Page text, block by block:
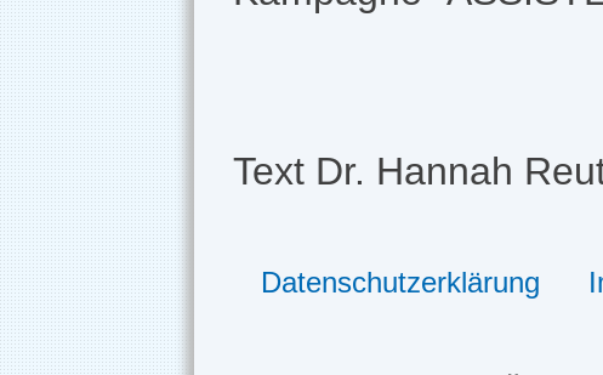
Text Dr. Hannah
Datenschutzerklärung